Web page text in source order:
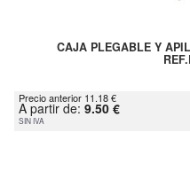
CAJA PLEGABLE Y
Precio anterior 11.18 €
A partir de: 9.50 €
SIN IVA